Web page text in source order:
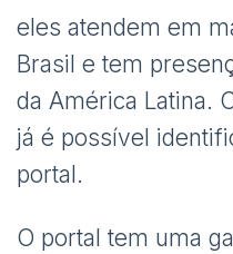
eles atendem em
Brasil e tem
da América Latina.
já é possível
portal.
O portal tem uma